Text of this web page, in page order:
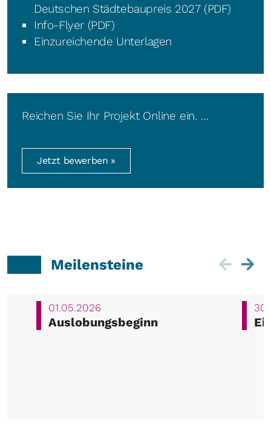
Deutschen Städtebaupreis 2027 (PDF)
Info-Flyer (PDF)
Einzureichende Unterlagen
Reichen Sie Ihr Projekt Online ein. …
Jetzt bewerben »
Meilensteine
01.05.2026
Auslobungsbeginn